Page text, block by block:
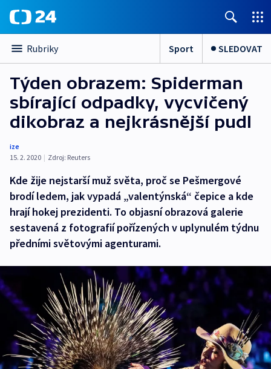
Rubriky Sport SLEDOVAT
Týden obrazem: Spiderman
sbírající odpadky, vycvičený
dikobraz a nejkrásnější pudl
ize
15. 2. 2020 | Zdroj: Reuters
Kde žije nejstarší muž světa, proč se Pešmergové
brodí ledem, jak vypadá „valentýnská“ čepice a kde
hrají hokej prezidenti. To objasní obrazová galerie
sestavená z fotografií pořízených v uplynulém týdnu
předními světovými agenturami.